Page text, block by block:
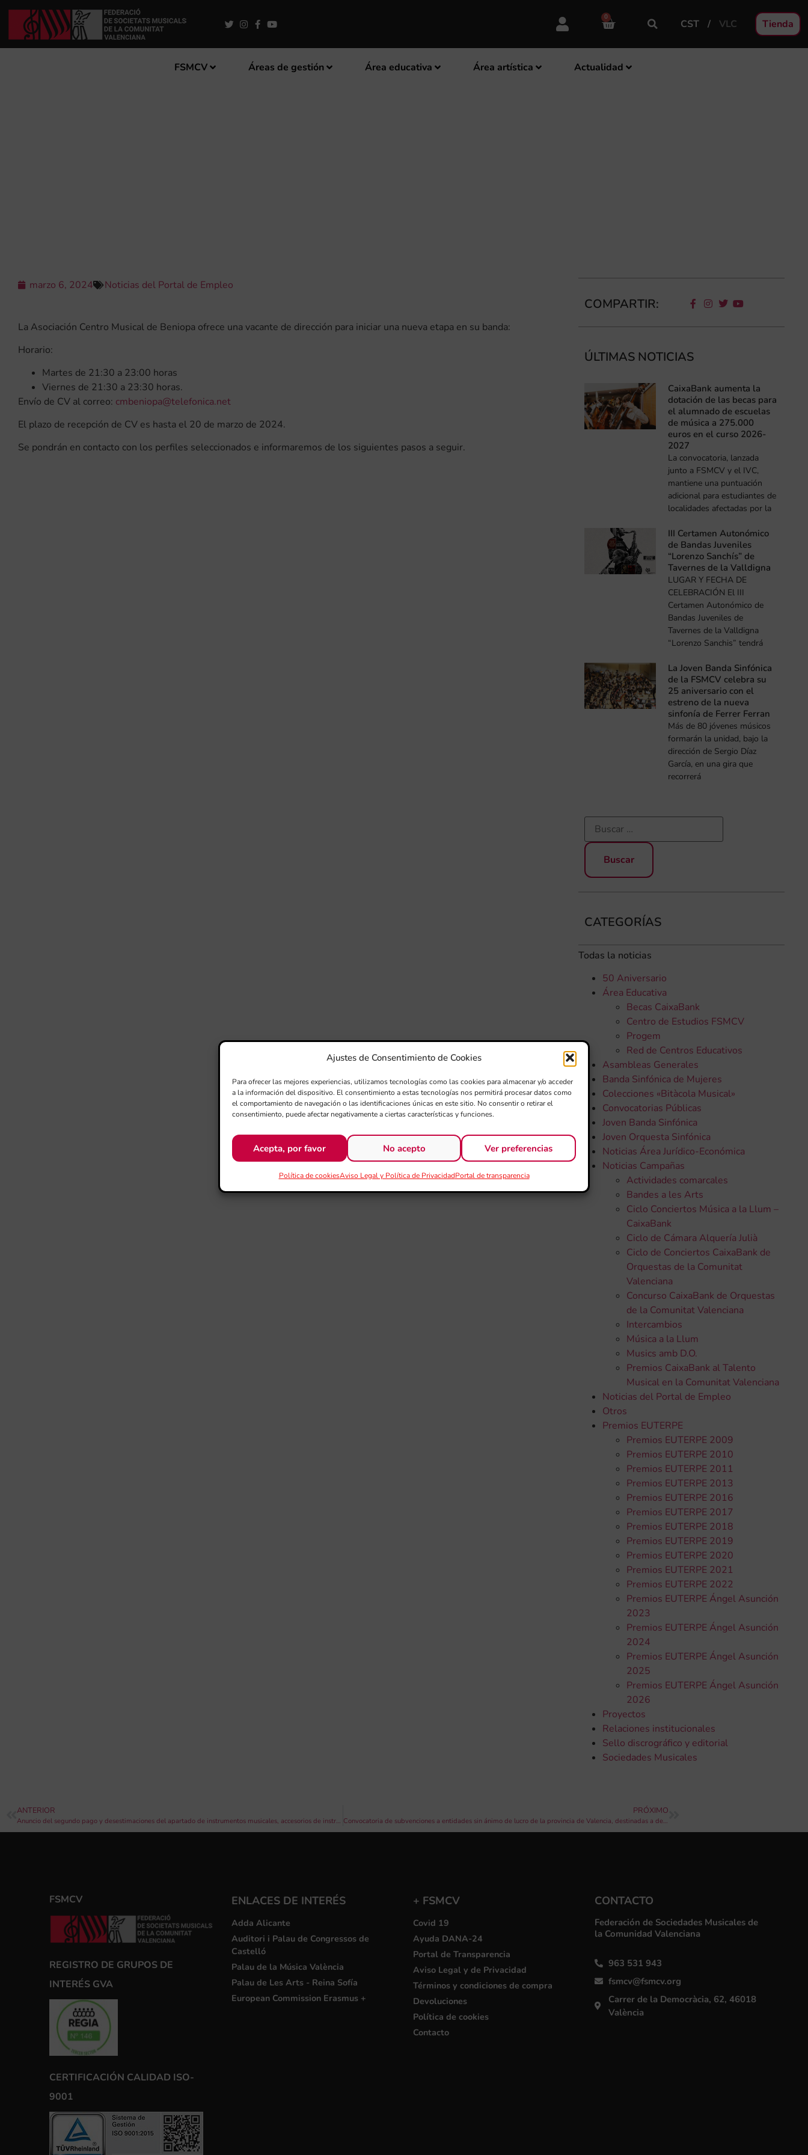
Ajustes de Consentimiento de Cookies
Para ofrecer las mejores experiencias, utilizamos tecnologías como las cookies para almacenar y/o acceder
a la información del dispositivo. El consentimiento a estas tecnologías nos permitirá procesar datos como
el comportamiento de navegación o las identificaciones únicas en este sitio. No consentir o retirar el
consentimiento, puede afectar negativamente a ciertas características y funciones.
Acepta, por favor No acepto Ver preferencias
Política de cookiesAviso Legal y Política de PrivacidadPortal de transparencia
0
CST VLC Tienda
FSMCV Áreas de gestión Área educativa Área artística Actualidad
marzo 6, 2024 Noticias del Portal de Empleo
La Asociación Centro Musical de Beniopa ofrece una vacante de dirección para iniciar una nueva etapa en su banda:
Horario:
Martes de 21:30 a 23:00 horas
Viernes de 21:30 a 23:30 horas.
Envío de CV al correo: cmbeniopa@telefonica.net
El plazo de recepción de CV es hasta el 20 de marzo de 2024.
Se pondrán en contacto con los perfiles seleccionados e informaremos de los siguientes pasos a seguir.
COMPARTIR:
ÚLTIMAS NOTICIAS
CaixaBank aumenta la
dotación de las becas para
el alumnado de escuelas
de música a 275.000
euros en el curso 2026-
2027
La convocatoria, lanzada
junto a FSMCV y el IVC,
mantiene una puntuación
adicional para estudiantes de
localidades afectadas por la
III Certamen Autonómico
de Bandas Juveniles
“Lorenzo Sanchís” de
Tavernes de la Valldigna
LUGAR Y FECHA DE
CELEBRACIÓN El III
Certamen Autonómico de
Bandas Juveniles de
Tavernes de la Valldigna
“Lorenzo Sanchis” tendrá
La Joven Banda Sinfónica
de la FSMCV celebra su
25 aniversario con el
estreno de la nueva
sinfonía de Ferrer Ferran
Más de 80 jóvenes músicos
formarán la unidad, bajo la
dirección de Sergio Díaz
García, en una gira que
recorrerá
CATEGORÍAS
Todas la noticias
50 Aniversario
Área Educativa
Becas CaixaBank
Centro de Estudios FSMCV
Progem
Red de Centros Educativos
Asambleas Generales
Banda Sinfónica de Mujeres
Colecciones «Bitàcola Musical»
Convocatorias Públicas
Joven Banda Sinfónica
Joven Orquesta Sinfónica
Noticias Área Jurídico-Económica
Noticias Campañas
Actividades comarcales
Bandes a les Arts
Ciclo Conciertos Música a la Llum –
CaixaBank
Ciclo de Cámara Alquería Julià
Ciclo de Conciertos CaixaBank de
Orquestas de la Comunitat
Valenciana
Concurso CaixaBank de Orquestas
de la Comunitat Valenciana
Intercambios
Música a la Llum
Musics amb D.O.
Premios CaixaBank al Talento
Musical en la Comunitat Valenciana
Noticias del Portal de Empleo
Otros
Premios EUTERPE
Premios EUTERPE 2009
Premios EUTERPE 2010
Premios EUTERPE 2011
Premios EUTERPE 2013
Premios EUTERPE 2016
Premios EUTERPE 2017
Premios EUTERPE 2018
Premios EUTERPE 2019
Premios EUTERPE 2020
Premios EUTERPE 2021
Premios EUTERPE 2022
Premios EUTERPE Ángel Asunción
2023
Premios EUTERPE Ángel Asunción
2024
Premios EUTERPE Ángel Asunción
2025
Premios EUTERPE Ángel Asunción
2026
Proyectos
Relaciones institucionales
Sello discrográfico y editorial
Sociedades Musicales
ANTERIOR
Anuncio del segundo pago y desestimaciones del apartado de instrumentos musicales, accesorios de instrumentos de carácter no fungible ordinario o tabletas y del apartado de bandas de música de la subvención Excel·lent, Música de Banda 2023
PRÓXIMO
Convocatoria de subvenciones a entidades sin ánimo de lucro de la provincia de Valencia, destinadas a desarrollar actividades que fomenten la igualdad entre mujeres y hombres y/o en contra de la violencia de género, 2024
FSMCV
REGISTRO DE GRUPOS DE
INTERÉS GVA
CERTIFICACIÓN CALIDAD ISO-
9001
ENLACES DE INTERÉS
Adda Alicante
Auditori i Palau de Congressos de
Castelló
Palau de la Música València
Palau de Les Arts - Reina Sofía
European Commission Erasmus +
+ FSMCV
Covid 19
Ayuda DANA-24
Portal de Transparencia
Aviso Legal y de Privacidad
Términos y condiciones de compra
Devoluciones
Política de cookies
Contacto
CONTACTO
Federación de Sociedades Musicales de
la Comunidad Valenciana
963 531 943
fsmcv@fsmcv.org
Carrer de la Democràcia, 62, 46018
València